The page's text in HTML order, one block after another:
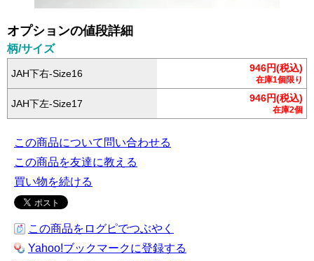
オプションの値段詳細
柄/サイズ
JAH下右-Size16 946円(税込)
在庫1個限り
JAH下左-Size17 946円(税込)
在庫2個
この商品について問い合わせる
この商品を友達に教える
買い物を続ける
この商品をログピでつぶやく
Yahoo!ブックマークに登録する